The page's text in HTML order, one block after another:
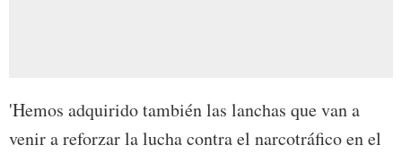
'Hemos adquirido también las lanchas que van a
venir a reforzar la lucha contra el narcotráfico en el